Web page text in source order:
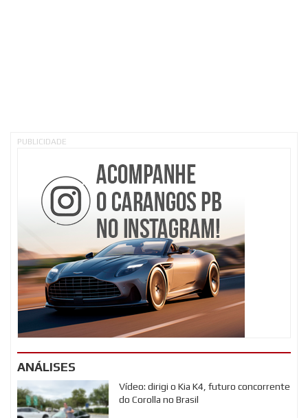
PUBLICIDADE
ANÁLISES
Vídeo: dirigi o Kia K4, futuro concorrente
do Corolla no Brasil